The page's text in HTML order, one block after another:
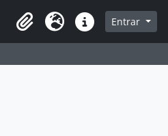
Idioma Ligações rápidas
Entrar